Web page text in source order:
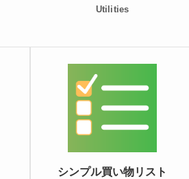
Utilities
シンプル買い物リスト